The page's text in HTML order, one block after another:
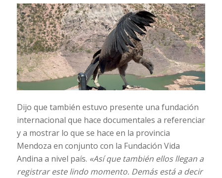
Dijo que también estuvo presente una fundación
internacional que hace documentales a referenciar
y a mostrar lo que se hace en la provincia
Mendoza en conjunto con la Fundación Vida
Andina a nivel país. «Así que también ellos llegan a
registrar este lindo momento. Demás está a decir